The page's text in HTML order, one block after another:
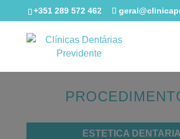
+351 289 572 462
ESTETICA DENTARIA